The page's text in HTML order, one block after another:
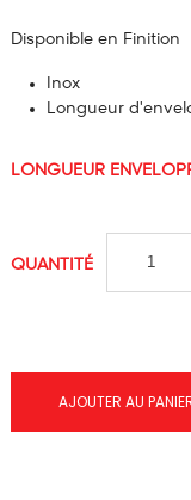
Disponible en Finition
Inox
Longueur
LONGUEUR
QUANTITÉ
AJOUTER AU